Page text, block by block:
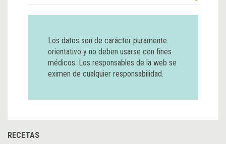
Los datos son de carácter puramente
orientativo y no deben usarse con fines
médicos. Los responsables de la web se
eximen de cualquier responsabilidad.
RECETAS